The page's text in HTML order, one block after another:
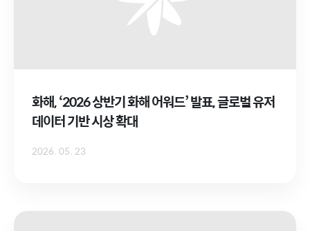
화해, ‘2026 상반기 화해 어워드’ 발표, 글로벌 유저
데이터 기반 시상 확대
2026. 05. 23